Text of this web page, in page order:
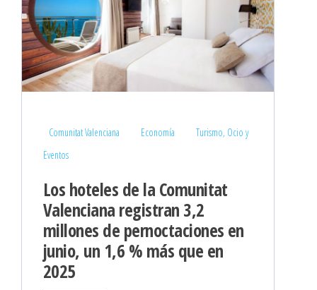
Comunitat Valenciana Economía
Turismo, Ocio y
Eventos
Los hoteles de la Comunitat
Valenciana registran 3,2
millones de pernoctaciones en
junio, un 1,6 % más que en
2025